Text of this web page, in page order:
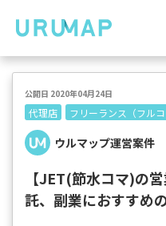
代理店 フリーランス（フルコ
ウルマップ運営案件
公開日 2020年04月24日
【JET(節水コマ)の
託、副業におすすめ